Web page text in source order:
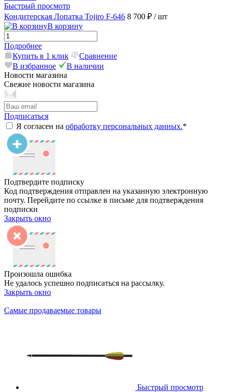
Быстрый просмотр
Кондитерская Лопатка Tojiro F-646 8 700 ₽ / шт
В корзину
Подробнее
Купить в 1 клик
Сравнение
В избранное
В наличии
Новости магазина
Свежие новости магазина
Подписаться
Я согласен на обработку персональных данных.*
Подтвердите подписку
Код подтверждения отправлен на указанную электронную
почту. Перейдите по ссылке в письме для подтверждения
подписки
Закрыть окно
Произошла ошибка
Не удалось успешно подписаться на рассылку.
Закрыть окно
Самые продаваемые товары
Быстрый просмотр